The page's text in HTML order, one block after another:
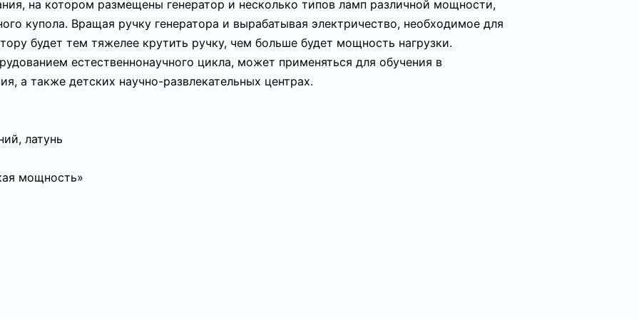
на котором размещены генератор и несколько типов ламп различной мощности,
купола. Вращая ручку генератора и вырабатывая электричество, необходимое для
будет тем тяжелее крутить ручку, чем больше будет мощность нагрузки.
естественнонаучного цикла, может применяться для обучения в
а также детских научно-развлекательных центрах.
латунь
мощность»